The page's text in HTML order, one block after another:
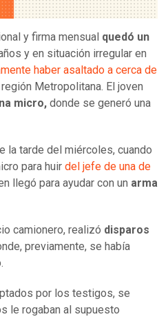
y firma mensual quedó un
y en situación irregular en
haber asaltado a cerca de
región Metropolitana. El joven
micro, donde se generó una
la tarde del miércoles, cuando
para huir del jefe de una de
llegó para ayudar con un arma
camionero, realizó disparos
previamente, se había
por los testigos, se
le rogaban al supuesto